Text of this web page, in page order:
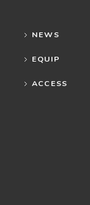
NEWS
EQUIP
ACCESS